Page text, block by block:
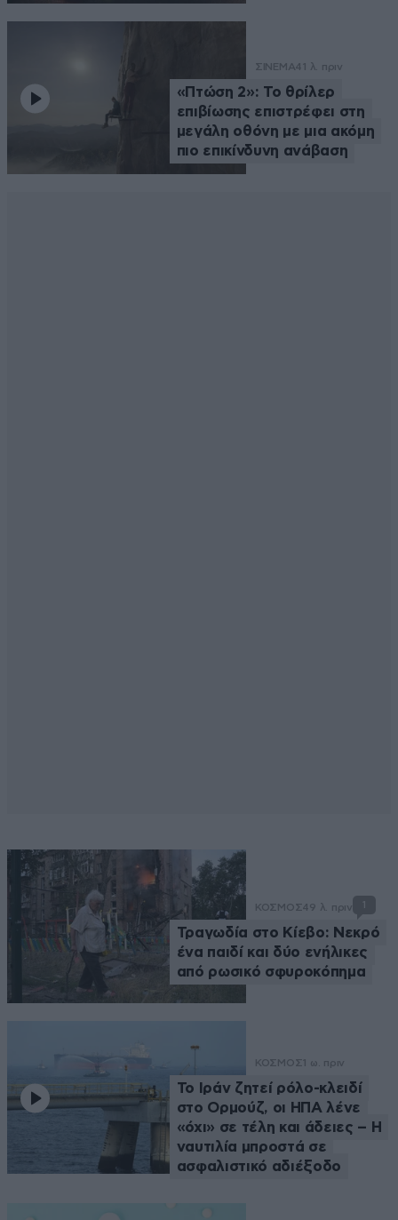
ΣΙΝΕΜΑ41 λ. πριν
«Πτώση 2»: Το θρίλερ
επιβίωσης επιστρέφει στη
μεγάλη οθόνη με μια ακόμη
πιο επικίνδυνη ανάβαση
ΚΟΣΜΟΣ49 λ. πριν 1
Τραγωδία στο Κίεβο: Νεκρό
ένα παιδί και δύο ενήλικες
από ρωσικό σφυροκόπημα
ΚΟΣΜΟΣ 1 ω. πριν
Το Ιράν ζητεί ρόλο-κλειδί
στο Ορμούζ, οι ΗΠΑ λένε
«όχι» σε τέλη και άδειες – Η
ναυτιλία μπροστά σε
ασφαλιστικό αδιέξοδο